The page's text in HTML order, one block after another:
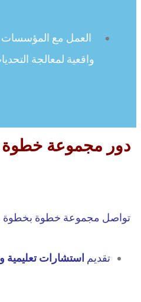
العمل مع المؤسسات
واقعية لمعالجة
دور مجموعة خطوة
تواصل مجموعة خطوة بخطوة
تقديم استشارات تعليمية